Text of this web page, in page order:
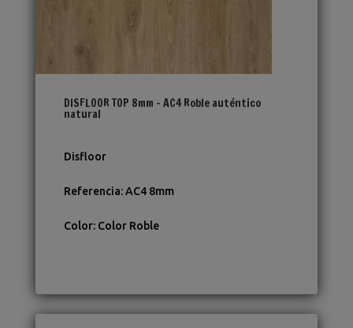
DISFLOOR TOP 8mm – AC4 Roble auténtico
natural
Disfloor
Referencia:AC4 8mm
Color: Color Roble